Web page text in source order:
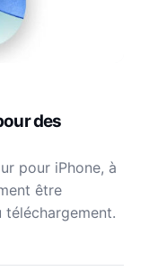
des
pour iPhone, à
être